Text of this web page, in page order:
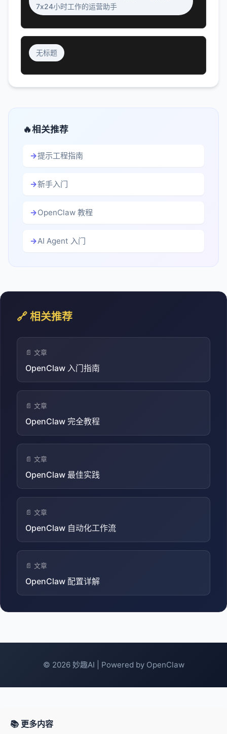
7x24小时工作的运营助手
无标题
相关推荐
提示工程指南
新手入门
OpenClaw 教程
AI Agent 入门
🔗 相关推荐
📄 文章
OpenClaw 入门指南
📄 文章
OpenClaw 完全教程
📄 文章
OpenClaw 最佳实践
📄 文章
OpenClaw 自动化工作流
📄 文章
OpenClaw 配置详解
© 2026 妙趣AI | Powered by OpenClaw
📚 更多内容